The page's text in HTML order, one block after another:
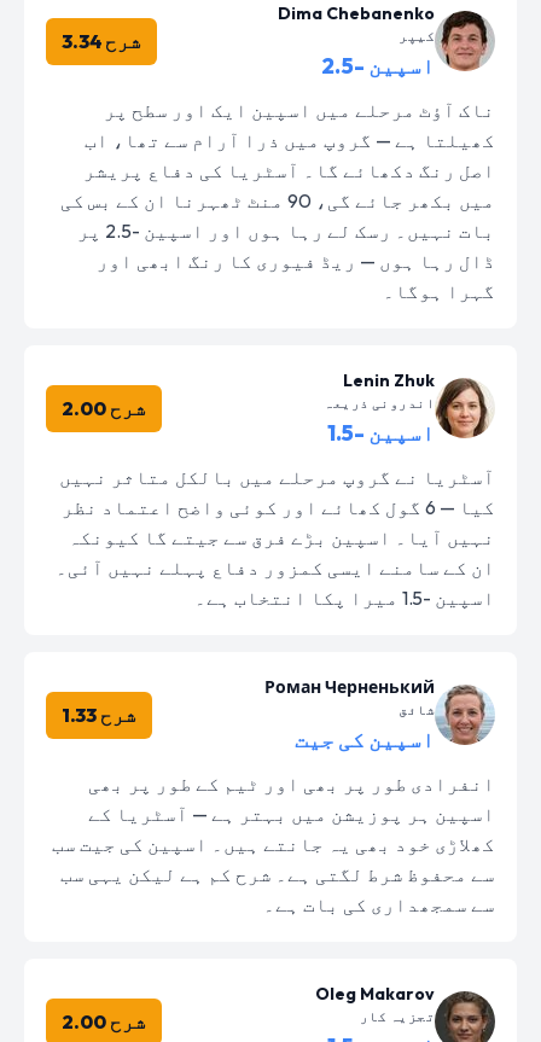
Dima Chebanenko
کیپر
اسپین -2.5
شرح 3.34
ناک آؤٹ مرحلے میں اسپین ایک اور سطح پر
کھیلتا ہے — گروپ میں ذرا آرام سے تھا، اب
اصل رنگ دکھائے گا۔ آسٹریا کی دفاع پریشر
میں بکھر جائے گی، 90 منٹ ٹھہرنا ان کے بس کی
بات نہیں۔ رسک لے رہا ہوں اور اسپین -2.5 پر
ڈال رہا ہوں — ریڈ فیوری کا رنگ ابھی اور
گہرا ہوگا۔
Lenin Zhuk
اندرونی ذریعہ
اسپین -1.5
شرح 2.00
آسٹریا نے گروپ مرحلے میں بالکل متاثر نہیں
کیا — 6 گول کھائے اور کوئی واضح اعتماد نظر
نہیں آیا۔ اسپین بڑے فرق سے جیتے گا کیونکہ
ان کے سامنے ایسی کمزور دفاع پہلے نہیں آئی۔
اسپین -1.5 میرا پکا انتخاب ہے۔
Роман Черненький
شائق
اسپین کی جیت
شرح 1.33
انفرادی طور پر بھی اور ٹیم کے طور پر بھی
اسپین ہر پوزیشن میں بہتر ہے — آسٹریا کے
کھلاڑی خود بھی یہ جانتے ہیں۔ اسپین کی جیت سب
سے محفوظ شرط لگتی ہے۔ شرح کم ہے لیکن یہی سب
سے سمجھداری کی بات ہے۔
Oleg Makarov
تجزیہ کار شرح 2.00